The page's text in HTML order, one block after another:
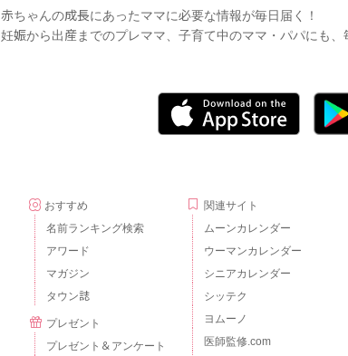
赤ちゃんの成長にあったママに必要な情報が毎日届く！
妊娠から出産までのプレママ、子育て中のママ・パパにも、
おすすめ
名前ランキング検索
アワード
マガジン
タウン誌
プレゼント
プレゼント＆アンケート
関連サイト
ムーンカレンダー
ウーマンカレンダー
シニアカレンダー
シッテク
ヨムーノ
医師監修.com